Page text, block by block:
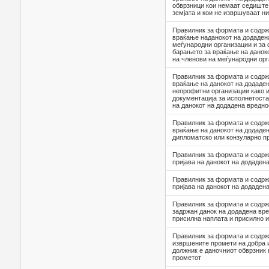
обврзници кои немаат
земјата и кои не извршуваат
Правилник за формата и
враќање наданокот на
меѓународни организации и
барањето за враќање на
на членови на меѓународни
Правилник за формата и
враќање на данокот на
непрофитни организации како
документација за
на данокот на додадена
Правилник за формата и
враќање на данокот на
дипломатскo или конзуларно
Правилник за формата и
пријава на данокот на
Правилник за формата и
пријава на данокот на
Правилник за формата и
задржан данок на додадена
присилна наплата и присилно
Правилник за формата и
извршените промети на добра
должник е даночниот обврзник
прометот